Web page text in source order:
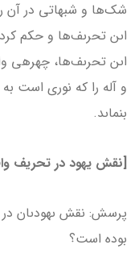
شک‌‌ها و شبهاتى در آن
اىن تحرىف‌ها و حكم
اىن تحرىف‌ها، چهره­ى
و آله را كه نورى است
بنماىد.
[نقش یهود در تحریف
پرسش: نقش ىهودىان
بوده است؟